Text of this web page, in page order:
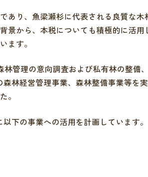
あり、魚梁瀬杉に代表される良質な
景から、本税についても積極的に活
ます。
林管理の意向調査および私有林の整備
林経営管理事業、森林整備事業等を
。
下の事業への活用を計画しています。